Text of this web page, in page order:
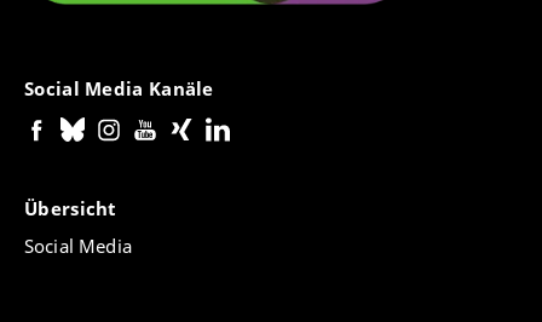
Social Media Kanäle
Übersicht
Social Media